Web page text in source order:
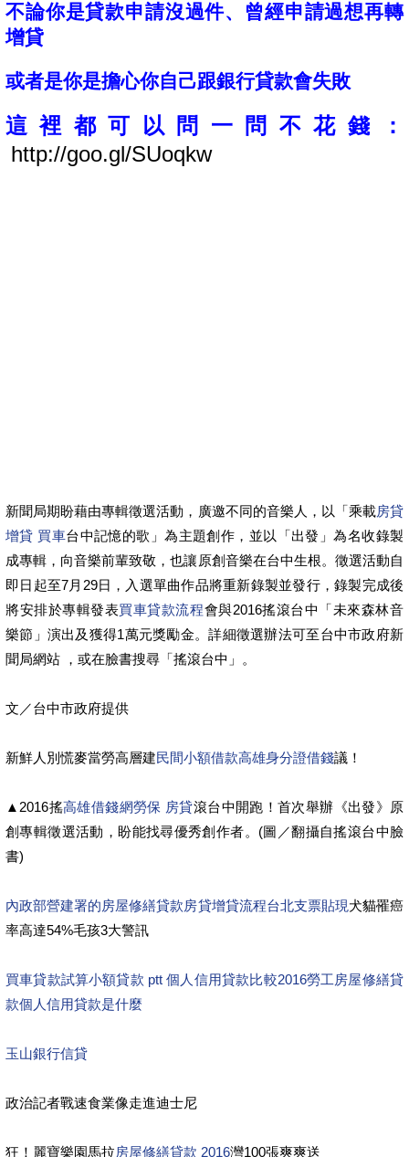
不論你是貸款申請沒過件、曾經申請過想再轉
增貸
或者是你是擔心你自己跟銀行貸款會失敗
這裡都可以問一問不花錢：
新聞局期盼藉由專輯徵選活動，廣邀不同的音樂人，以「乘載房貸
增貸 買車台中記憶的歌」為主題創作，並以「出發」為名收錄製
成專輯，向音樂前輩致敬，也讓原創音樂在台中生根。徵選活動自
即日起至7月29日，入選單曲作品將重新錄製並發行，錄製完成後
將安排於專輯發表買車貸款流程會與2016搖滾台中「未來森林音
樂節」演出及獲得1萬元獎勵金。詳細徵選辦法可至台中市政府新
聞局網站 ，或在臉書搜尋「搖滾台中」。
文／台中市政府提供
新鮮人別慌麥當勞高層建民間小額借款高雄身分證借錢議！
▲2016搖高雄借錢網勞保 房貸滾台中開跑！首次舉辦《出發》原
創專輯徵選活動，盼能找尋優秀創作者。(圖／翻攝自搖滾台中臉
書)
內政部營建署的房屋修繕貸款房貸增貸流程台北支票貼現犬貓罹癌
率高達54%毛孩3大警訊
買車貸款試算小額貸款 ptt 個人信用貸款比較2016勞工房屋修繕貸
款個人信用貸款是什麼
玉山銀行信貸
政治記者戰速食業像走進迪士尼
狂！麗寶樂園馬拉房屋修繕貸款 2016灣100張爽爽送